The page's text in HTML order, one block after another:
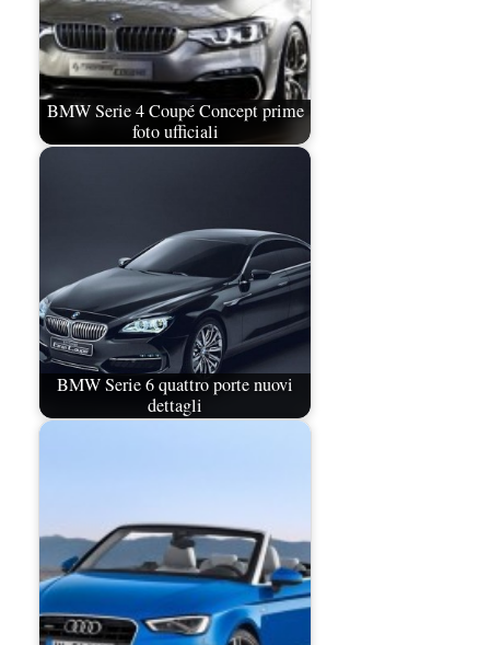
BMW Serie 4 Coupé Concept prime
foto ufficiali
BMW Serie 6 quattro porte nuovi
dettagli